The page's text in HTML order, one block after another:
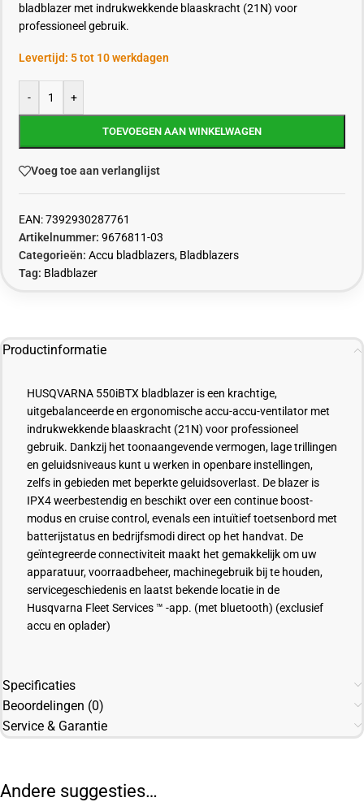
bladblazer met indrukwekkende blaaskracht (21N) voor
professioneel gebruik.
Levertijd: 5 tot 10 werkdagen
- +
TOEVOEGEN AAN WINKELWAGEN
Voeg toe aan verlanglijst
EAN:7392930287761
Artikelnummer: 9676811-03
Categorieën: Accu bladblazers, Bladblazers
Tag: Bladblazer
Productinformatie
HUSQVARNA 550iBTX bladblazer is een krachtige,
uitgebalanceerde en ergonomische accu-accu-ventilator met
indrukwekkende blaaskracht (21N) voor professioneel
gebruik. Dankzij het toonaangevende vermogen, lage trillingen
en geluidsniveaus kunt u werken in openbare instellingen,
zelfs in gebieden met beperkte geluidsoverlast. De blazer is
IPX4 weerbestendig en beschikt over een continue boost-
modus en cruise control, evenals een intuïtief toetsenbord met
batterijstatus en bedrijfsmodi direct op het handvat. De
geïntegreerde connectiviteit maakt het gemakkelijk om uw
apparatuur, voorraadbeheer, machinegebruik bij te houden,
servicegeschiedenis en laatst bekende locatie in de
Husqvarna Fleet Services ™ -app. (met bluetooth) (exclusief
accu en oplader)
Specificaties
Beoordelingen (0)
Service & Garantie
Andere suggesties…